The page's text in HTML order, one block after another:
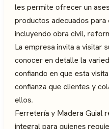
les permite ofrecer un
productos adecuados
incluyendo obra civil,
La empresa invita a visitar
conocer en detalle la
confiando en que esta
confianza que clientes y
ellos.
Ferretería y Madera Guial
integral para quienes